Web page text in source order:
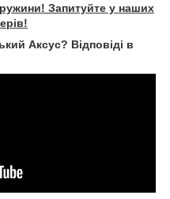
Запитуйте у наших
Аксус? Відповіді в